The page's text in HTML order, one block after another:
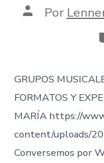
AutorPor
GRUPOS
FORMATOS Y
MARÍA https://
content/uploads/
Conversemos por